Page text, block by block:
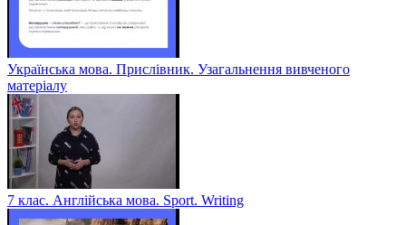
Українська мова. Прислівник. Узагальнення вивченого
матеріалу
7 клас. Англійська мова. Sport. Writing